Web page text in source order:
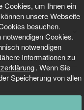
Cookies, um Ihnen ein
unsere Webseite
besuchen.
Cookies.
notwendigen
Informationen zu
. Wenn Sie
Speicherung von allen